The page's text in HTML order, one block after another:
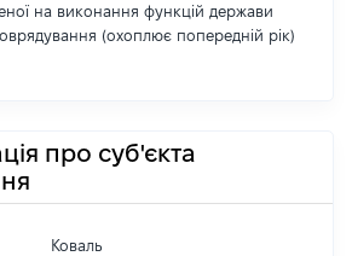
на виконання функцій держави
(охоплює попередній рік)
про суб'єкта
Коваль